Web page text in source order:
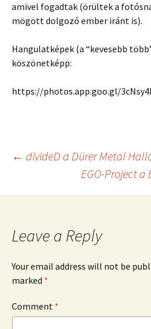
amivel fogadtak (örültek a
mögött dolgozó ember iránt is).
Hangulatképek (a “kevesebb
köszönetképp:
https://photos.app.goo.gl/
Post
navigation
← divideD a Dürer Metal
EGO-Project
Leave a Reply
Your email address will not be
marked *
Comment *